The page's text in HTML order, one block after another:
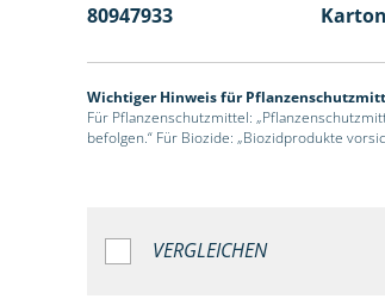
80947933
Wichtiger Hinweis für
Für Pflanzenschutzmittel:
befolgen.“ Für Biozide: „Biozidprodukte
VERGLEICHEN